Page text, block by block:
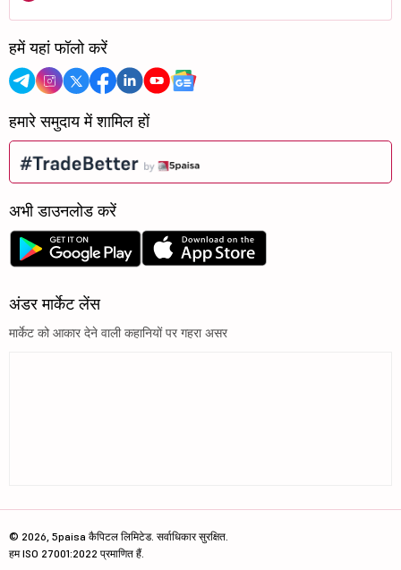
हमें यहां फॉलो करें
हमारे समुदाय में शामिल हों
अभी डाउनलोड करें
अंडर मार्केट लेंस
मार्केट को आकार देने वाली कहानियों पर गहरा असर
© 2026, 5paisa कैपिटल लिमिटेड. सर्वाधिकार सुरक्षित.
हम ISO 27001:2022 प्रमाणित हैं.